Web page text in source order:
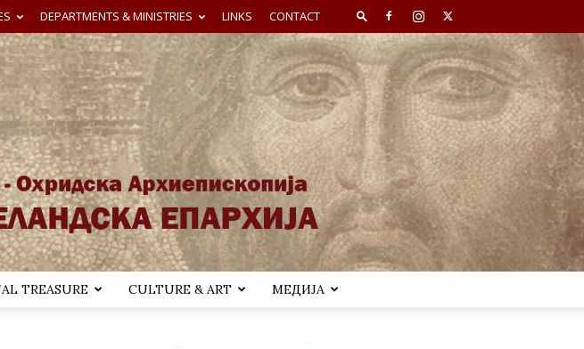
DEPARTMENTS & MINISTRIES LINKS CONTACT
TREASURE CULTURE & ART МЕДИЈА